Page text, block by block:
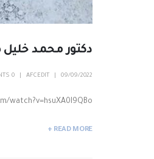
دكتور محمد خليل
09/09/2022
AFCEDIT
0 COMMENTS
watch?v=hsuXA0I9QBo
READ MORE +